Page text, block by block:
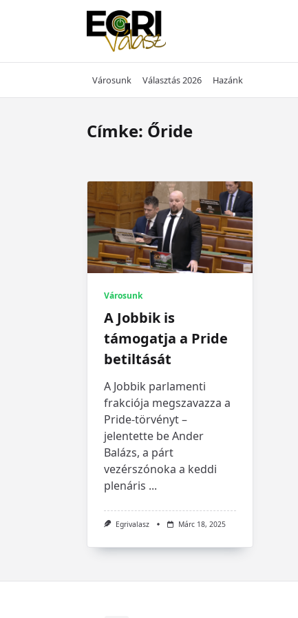
Városunk Választás 2026 Hazánk
Címke: Őride
Városunk
A Jobbik is
támogatja a Pride
betiltását
A Jobbik parlamenti
frakciója megszavazza a
Pride-törvényt –
jelentette be Ander
Balázs, a párt
vezérszónoka a keddi
plenáris ...
Egrivalasz Márc 18, 2025